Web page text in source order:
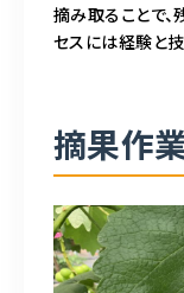
摘み取ることで、
セスには経験と
摘果作